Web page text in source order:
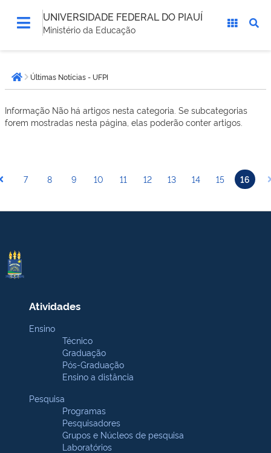
UNIVERSIDADE FEDERAL DO PIAUÍ
Ministério da Educação
está
aqui:Página inicial
Últimas Notícias - UFPI
Informação Não há artigos nesta categoria. Se subcategorias
forem mostradas nesta página, elas poderão conter artigos.
7 8 9 10 11 12 13 14 15 16
Atividades
Ensino
Técnico
Graduação
Pós-Graduação
Ensino a distância
Pesquisa
Programas
Pesquisadores
Grupos e Núcleos de pesquisa
Laboratórios